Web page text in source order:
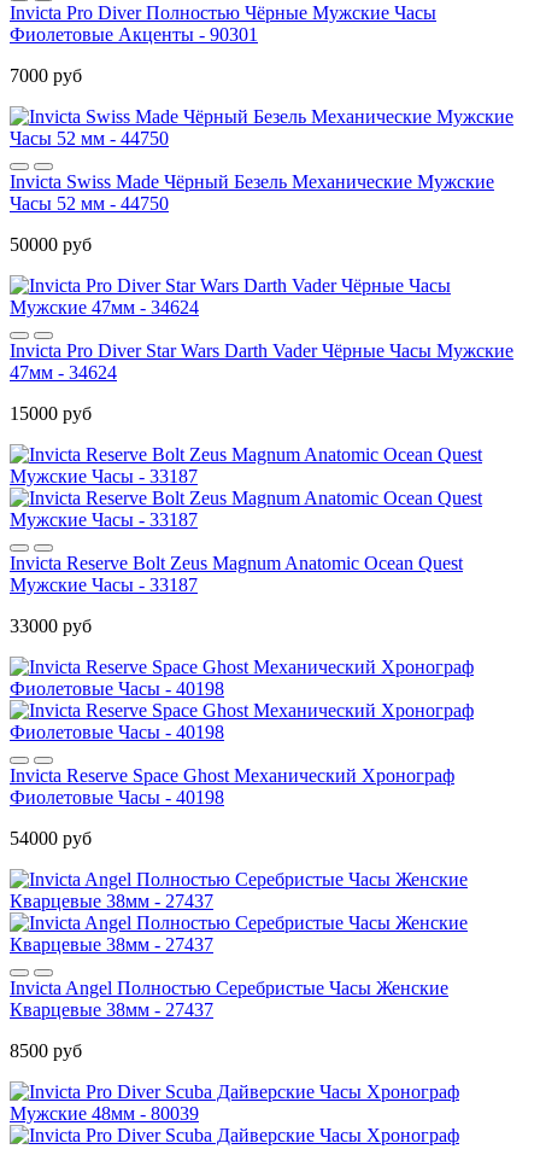
Invicta Pro Diver Полностью Чёрные Мужские Часы
Фиолетовые Акценты - 90301
7000 руб
Invicta Swiss Made Чёрный Безель Механические Мужские
Часы 52 мм - 44750
50000 руб
Invicta Pro Diver Star Wars Darth Vader Чёрные Часы Мужские
47мм - 34624
15000 руб
Invicta Reserve Bolt Zeus Magnum Anatomic Ocean Quest
Мужские Часы - 33187
33000 руб
Invicta Reserve Space Ghost Механический Хронограф
Фиолетовые Часы - 40198
54000 руб
Invicta Angel Полностью Серебристые Часы Женские
Кварцевые 38мм - 27437
8500 руб